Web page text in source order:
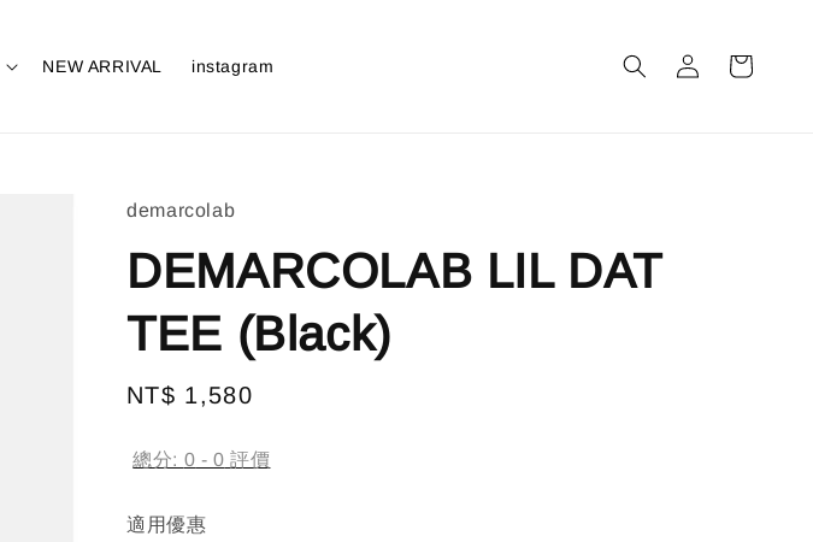
NEW ARRIVAL instagram
demarcolab
DEMARCOLAB LIL DAT
TEE (Black)
Regular
NT$ 1,580
總分: 0 -0 評價
適用優惠